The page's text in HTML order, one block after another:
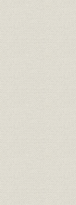
第6節 創業
創業第2世紀へ向け
未来への架け
100周年記念
21世紀へのビ
資料・年表
定款
貸借対照表
損益計算書
利益処分